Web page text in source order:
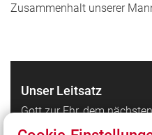
Zusammenhalt unserer
Unser Leitsatz
Gott zur Ehr, dem